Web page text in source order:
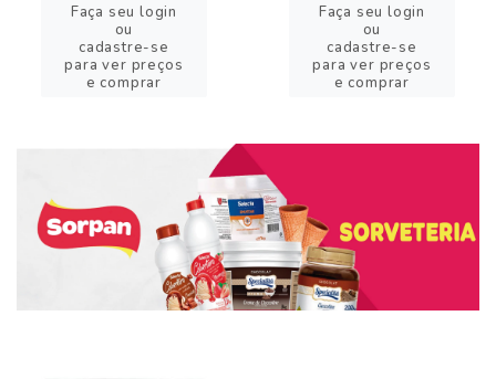
Faça seu login
ou
cadastre-se
para ver preços
e comprar
Faça seu login
ou
cadastre-se
para ver preços
e comprar